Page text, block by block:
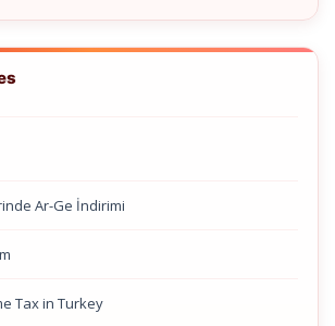
Ar-Ge İndirimi
Tax in Turkey